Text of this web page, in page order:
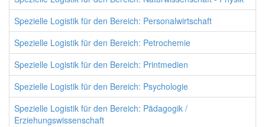
Spezielle Logistik für den Bereich: Personalwirtschaft
Spezielle Logistik für den Bereich: Petrochemie
Spezielle Logistik für den Bereich: Printmedien
Spezielle Logistik für den Bereich: Psychologie
Spezielle Logistik für den Bereich: Pädagogik /
Erziehungswissenschaft